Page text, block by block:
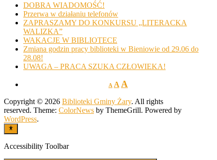
DOBRA WIADOMOŚĆ!
Przerwa w działaniu telefonów
ZAPRASZAMY DO KONKURSU „LITERACKA
WALIZKA”
WAKACJE W BIBLIOTECE
Zmiana godzin pracy biblioteki w Bieniowie od 29.06 do
28.08!
UWAGA – PRACA SZUKA CZŁOWIEKA!
A A A
Copyright © 2026 Biblioteki Gminy Żary. All rights
reserved. Theme: ColorNews by ThemeGrill. Powered by
WordPress.
Accessibility Toolbar